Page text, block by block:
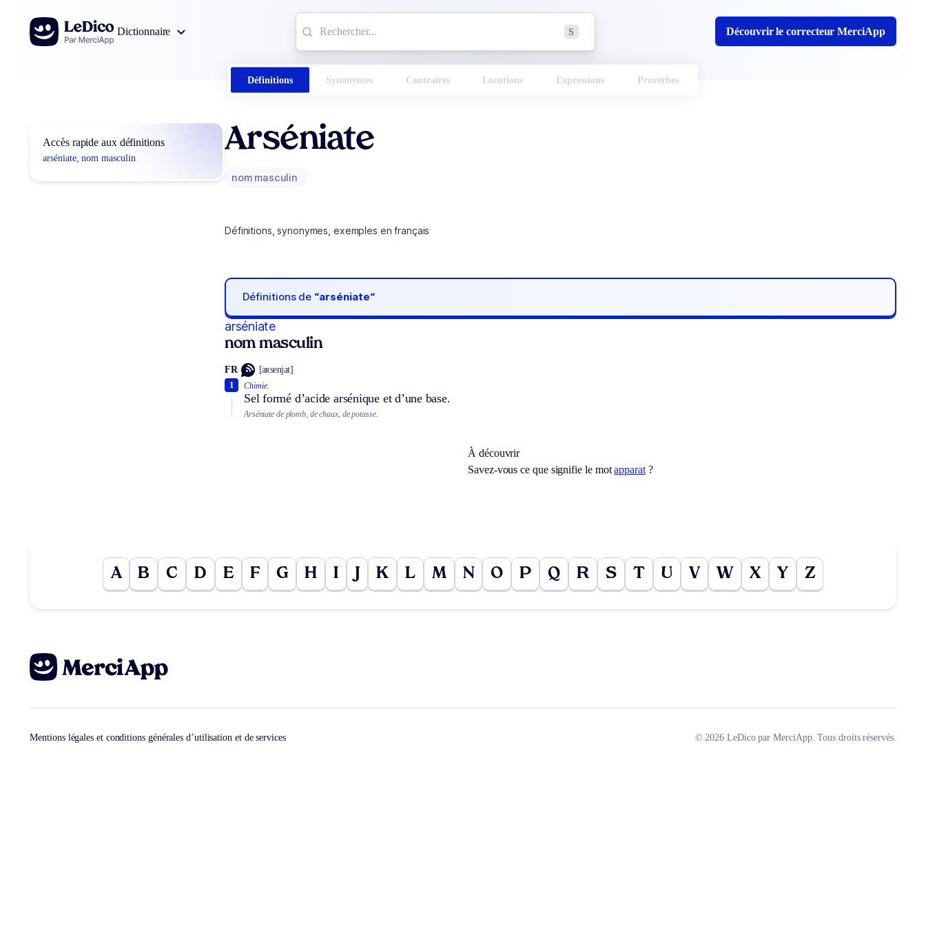
Aller au contenu
Dictionnaire
S Découvrir le correcteur MerciApp
Définitions Synonymes Contraires Locutions Expressions Proverbes
Accès rapide aux définitions
arséniate, nom masculin
Arséniate
nom masculin
Définitions, synonymes, exemples en français
Définitions de “arséniate“
arséniate
nom masculin
FR [aʀsenjat]
Chimie.
Sel formé d’acide arsénique et d’une base.
1
Arséniate de plomb, de chaux, de potasse.
À découvrir
Savez-vous ce que signifie le motapparat?
A B C D E F G H I J K L M N O P Q R S T U V W X Y Z
Mentions légales et conditions générales d’utilisation et de services © 2026 LeDico par MerciApp. Tous droits réservés.